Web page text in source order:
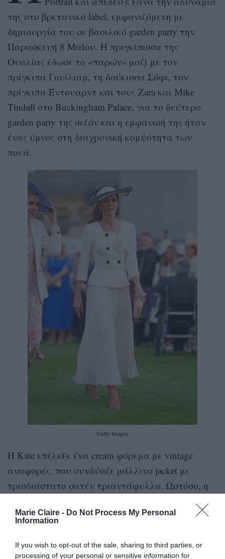
Marie Claire - Do Not Process My Personal
Information
If you wish to opt-out of the sale, sharing to third parties, or
processing of your personal or sensitive information for
της στο βρετανικό label, εμφανιζόμενη με
δημιουργία του σε βασιλικό garden party την
Παρασκευή 8 Μαΐου. Η πριγκίπισσα της
Ουαλίας έδωσε το «παρών» μαζί με τον
πρίγκιπα Γουίλιαμ, τη δούκισσα Σόφι, τον
πρίγκιπα Έντουαρντ και τους Zara και Mike
Tindall στο Buckingham Palace, για το δεύτερο
garden party της σεζόν και η εμφάνισή της ήταν
ένας ύμνος στη διαχρονική κομψότητα των
πουά.
Getty Images
Η Κate επέλεξε ένα cream φόρεμα με vintage
αναφορές, που συνδύαζε μάλλινο jacket με
τρισδιάστατο σατέν τριαντάφυλλο. Ωστόσο, η
των 750 δολαρίων που διατίθεται στην αγορά.
πλούσια σατέν φούστα, η πριγκίπισσα φαίνεται